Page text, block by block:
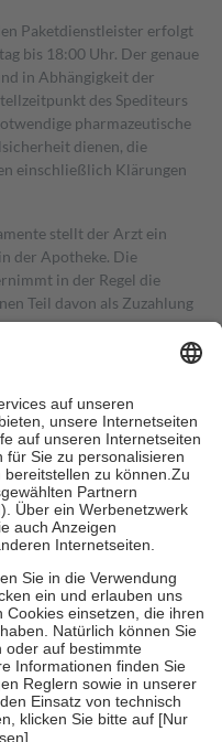
Paketdienstleister erfolgt
bis 18:00 Uhr. Der genaue
in Abhängigkeit der
des Spediteurs
pharmazeutische
dienen, die
einschließlich Klärungen
stellt der Arzt ein
der Apotheke. Die
in der Regel die
Teil davon als Zuzahlung
in Höhe von zehn
mehr als die tatsächlichen
für Online-Apotheken.
beträgt die
zehn Euro je
ihre eigene Gesundheit zu
Familie zu unterstützen,
18. Lebensjahr
die von der